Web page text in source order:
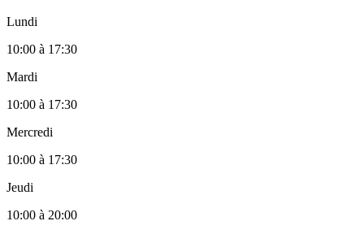
Lundi
10:00 à 17:30
Mardi
10:00 à 17:30
Mercredi
10:00 à 17:30
Jeudi
10:00 à 20:00